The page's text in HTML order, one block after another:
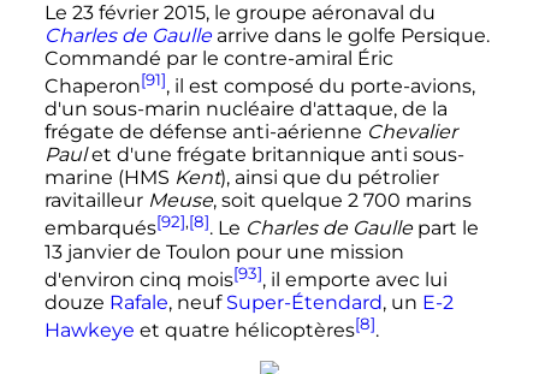
Le 23 février 2015, le groupe aéronaval du
Charles de Gaullearrive dans le golfe Persique.
Commandé par le contre-amiral Éric
Chaperon[91], il est composé du porte-avions,
d'un sous-marin nucléaire d'attaque, de la
frégate de défense anti-aérienne Chevalier
Paulet d'une frégate britannique anti sous-
marine (HMS Kent), ainsi que du pétrolier
ravitailleur Meuse, soit quelque 2 700 marins
embarqués[92],[8]. Le Charles de Gaullepart le
13 janvier de Toulon pour une mission
d'environ cinq mois[93], il emporte avec lui
douze Rafale, neuf Super-Étendard, un E-2
Hawkeye et quatre hélicoptères[8].